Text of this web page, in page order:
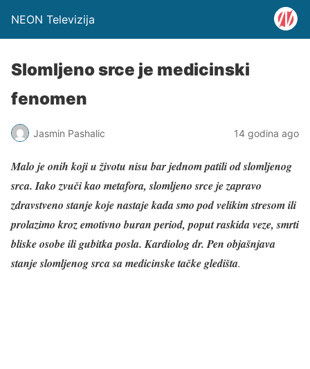
NEON Televizija
Slomljeno srce je medicinski
fenomen
Jasmin Pashalic 14 godina ago
Malo je onih koji u životu nisu bar jednom patili od slomljenog
srca. Iako zvuči kao metafora, slomljeno srce je zapravo
zdravstveno stanje koje nastaje kada smo pod velikim stresom ili
prolazimo kroz emotivno buran period, poput raskida veze, smrti
bliske osobe ili gubitka posla. Kardiolog dr. Pen objašnjava
stanje slomljenog srca sa medicinske tačke gledišta.